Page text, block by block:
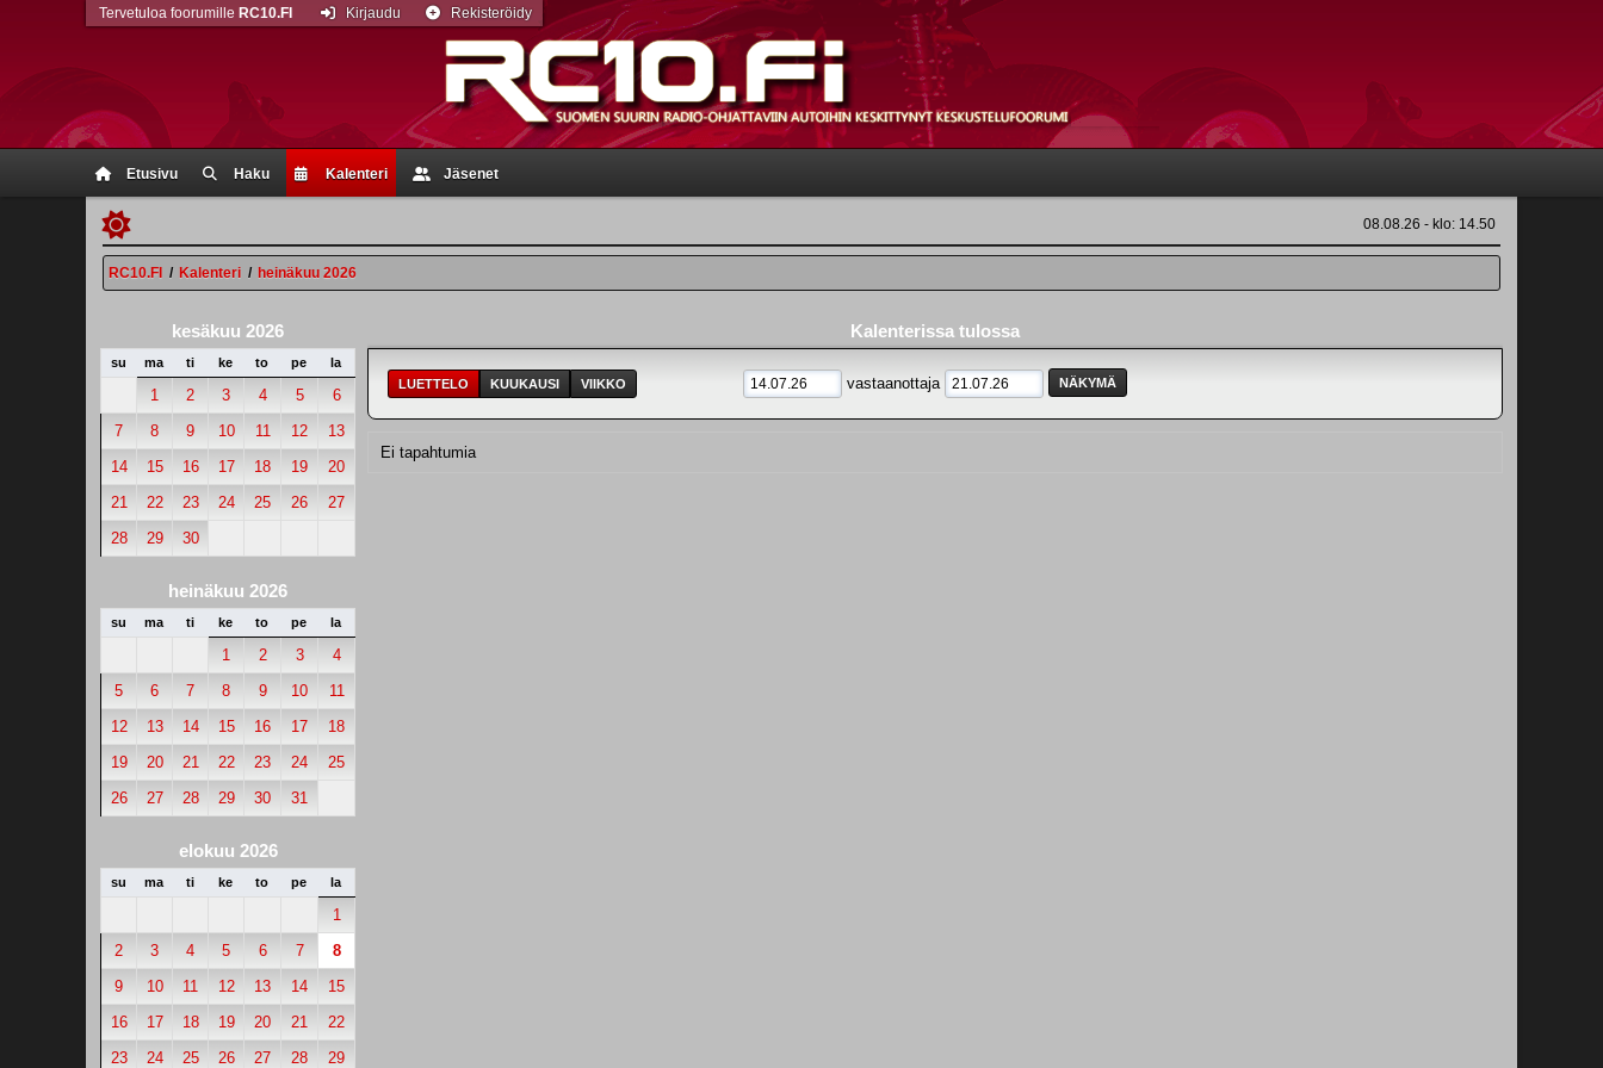
Etusivu Haku Kalenteri Jäsenet
Tervetuloa foorumille RC10.FI Kirjaudu Rekisteröidy
08.08.26 - klo: 14.50
RC10.FI / Kalenteri / heinäkuu 2026
kesäkuu 2026
su ma ti ke to pe la
1 2 3 4 5
6
7
8 9 10 11 12
13
14
15 16 17 18 19
20
21
22 23 24 25 26
27
28
29 30
heinäkuu 2026
su ma ti ke to pe la
1 2 3
4
5
6 7 8 9 10
11
12
13 14 15 16 17
18
19
20 21 22 23 24
25
26
27 28 29 30 31
elokuu 2026
su ma ti ke to pe la
1
2
3 4 5 6 7
8
9
10 11 12 13 14
15
16
17 18 19 20 21
22
23
24 25 26 27 28 29
Kalenterissa tulossa
LUETTELO KUUKAUSI VIIKKO vastaanottaja
Ei tapahtumia